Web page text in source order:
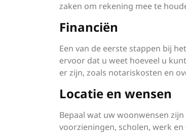
zaken om rekening mee te
Financiën
Een van de eerste stappen bij
ervoor dat u weet hoeveel u
er zijn, zoals notariskosten en
Locatie en wensen
Bepaal wat uw woonwensen
voorzieningen, scholen, werk